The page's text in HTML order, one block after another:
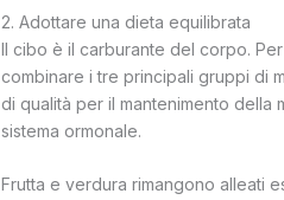
2. Adottare una dieta equilibrata
Il cibo è il carburante del corpo.
combinare i tre principali gruppi di
di qualità per il mantenimento della
sistema ormonale.
Frutta e verdura rimangono alleati